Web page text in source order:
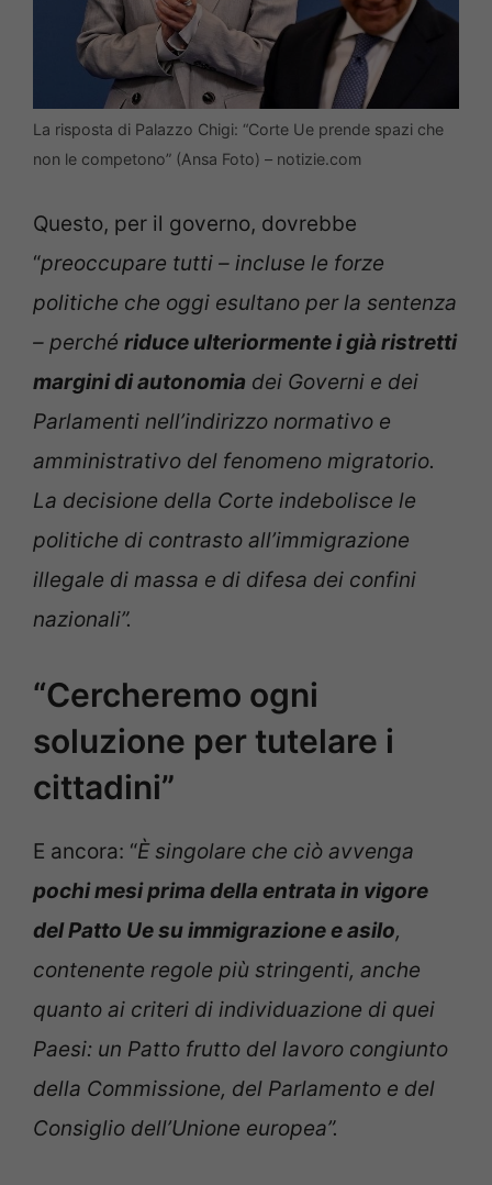
La risposta di Palazzo Chigi: “Corte Ue prende spazi che
non le competono” (Ansa Foto) – notizie.com
Questo, per il governo, dovrebbe
“preoccupare tutti – incluse le forze
politiche che oggi esultano per la sentenza
– perché riduce ulteriormente i già ristretti
margini di autonomia dei Governi e dei
Parlamenti nell’indirizzo normativo e
amministrativo del fenomeno migratorio.
La decisione della Corte indebolisce le
politiche di contrasto all’immigrazione
illegale di massa e di difesa dei confini
nazionali”.
“Cercheremo ogni
soluzione per tutelare i
cittadini”
E ancora: “È singolare che ciò avvenga
pochi mesi prima della entrata in vigore
del Patto Ue su immigrazione e asilo,
contenente regole più stringenti, anche
quanto ai criteri di individuazione di quei
Paesi: un Patto frutto del lavoro congiunto
della Commissione, del Parlamento e del
Consiglio dell’Unione europea”.